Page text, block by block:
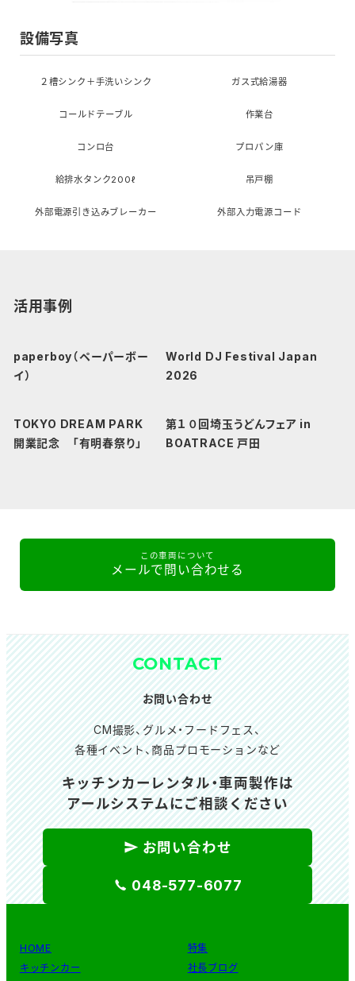
設備写真
２槽シンク＋手洗いシンク ガス式給湯器
コールドテーブル 作業台
コンロ台 プロパン庫
給排水タンク200ℓ 吊戸棚
外部電源引き込みブレーカー 外部入力電源コード
活用事例
paperboy（ペーパーボー
イ）
World DJ Festival Japan
2026
TOKYO DREAM PARK
開業記念 「有明春祭り」
第１０回埼玉うどんフェア in
BOATRACE 戸田
この車両について
メールで問い合わせる
CONTACT
お問い合わせ
CM撮影、グルメ・フードフェス、
各種イベント、商品プロモーションなど
キッチンカーレンタル・車両製作は
アールシステムにご相談ください
お問い合わせ
048-577-6077
HOME
キッチンカー
特集
社長ブログ